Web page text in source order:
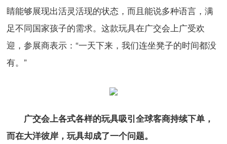
睛能够展现出活灵活现的状态，而且能说多种语言，满
足不同国家孩子的需求。这款玩具在广交会上广受欢
迎，参展商表示：“一天下来，我们连坐凳子的时间都没
有。”
广交会上各式各样的玩具吸引全球客商持续下单，
而在大洋彼岸，玩具却成了一个问题。